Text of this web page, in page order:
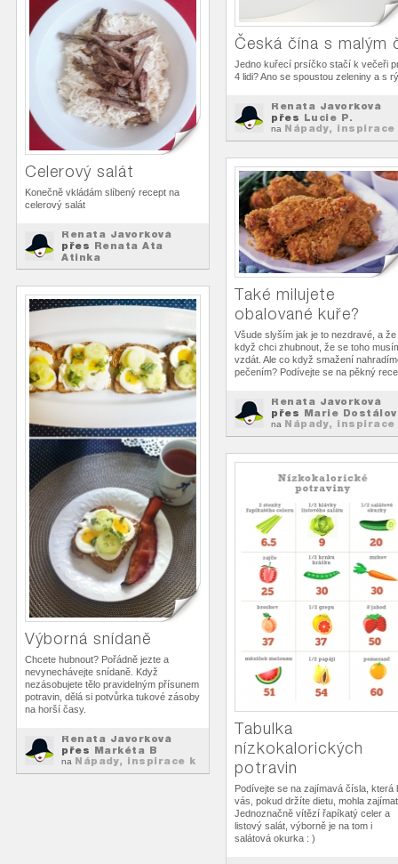
Česká čína s malým
Jedno kuřecí prsíčko stačí k večeři
4 lidi? Ano se spoustou zeleniny a s
Renata Javorková
přes Lucie P.
na Nápady, inspirace
k...
Celerový salát
Konečně vkládám slíbený recept na
celerový salát
Renata Javorková
přes Renata Ata
Atinka
naNápady, inspirace
Také milujete
obalované kuře?
Všude slyším jak je to nezdravé, a že
když chci zhubnout, že se toho
vzdát. Ale co když smažení
pečením? Podívejte se na pěkný
Renata Javorková
přes Marie
na Nápady, inspirace
k...
Výborná snídaně
Chcete hubnout? Pořádně jezte a
nevynechávejte snídaně. Když
nezásobujete tělo pravidelným přísunem
potravin, dělá si potvůrka tukové zásoby
na horší časy.
Renata Javorková
přes Markéta B
na Nápady, inspirace k
hubnutí
Tabulka
nízkokalorických
potravin
Podívejte se na zajímavá čísla, která
vás, pokud držíte dietu, mohla
Jednoznačně vítězí řapíkatý celer a
listový salát, výborně je na tom i
salátová okurka : )